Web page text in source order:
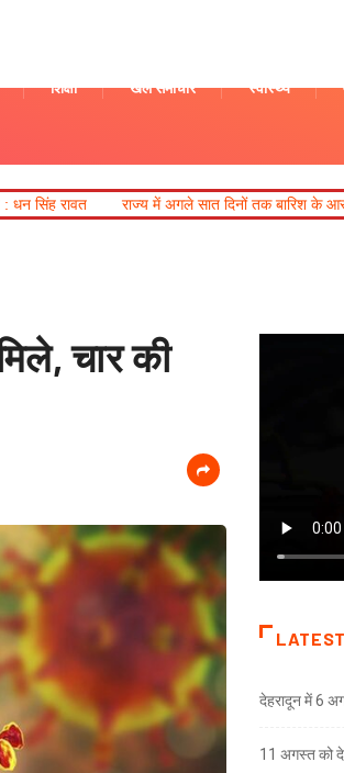
शिक्षा खेल समाचार स्वास्थ्य
अगले सात दिनों तक बारिश के आसार, तीन जिलों में भारी
चार की
देहरादून में 6
11 अगस्त को